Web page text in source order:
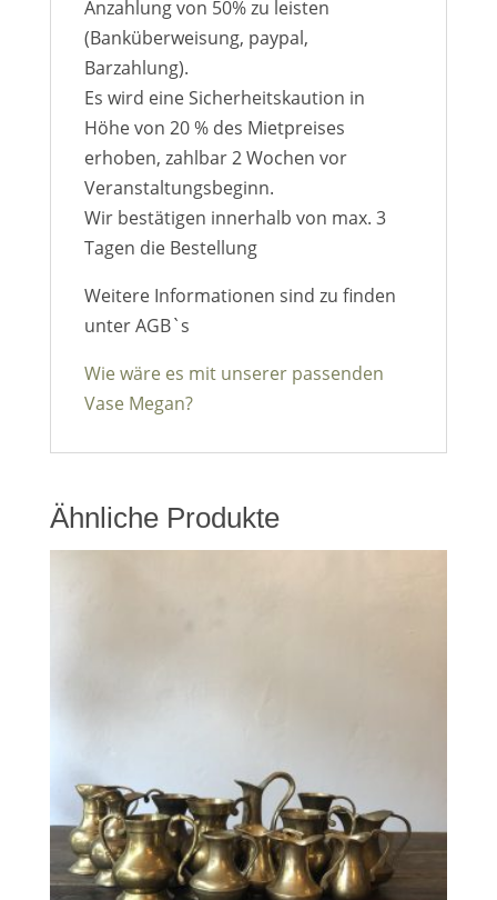
Anzahlung von 50% zu leisten
(Banküberweisung, paypal,
Barzahlung).
Es wird eine Sicherheitskaution in
Höhe von 20 % des Mietpreises
erhoben, zahlbar 2 Wochen vor
Veranstaltungsbeginn.
Wir bestätigen innerhalb von max. 3
Tagen die Bestellung
Weitere Informationen sind zu finden
unter AGB`s
Wie wäre es mit unserer passenden
Vase Megan?
Ähnliche Produkte